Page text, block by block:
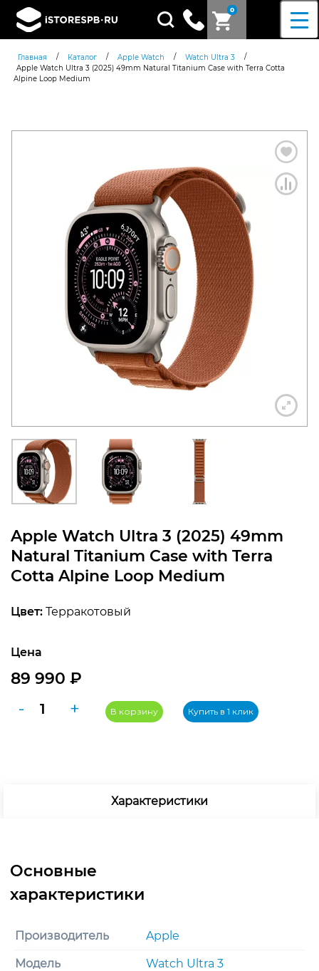
0
Поиск
товаров
Главная / Каталог / Apple Watch / Watch Ultra 3
/
Apple Watch Ultra 3 (2025) 49mm Natural Titanium Case with Terra Cotta
Alpine Loop Medium
Apple Watch Ultra 3 (2025) 49mm
Natural Titanium Case with Terra
Cotta Alpine Loop Medium
Цвет: Терракотовый
Цена
89 990 ₽
-
Количество
Case
with
Alpine
Loop
+ В корзину Купить в 1 клик
Характеристики
Производитель Apple
Модель Watch Ultra 3
Согласен cполитикой
конфиденциальности
+7 812 318-40-14
(c 10:00 до 21:00, без
выходных)